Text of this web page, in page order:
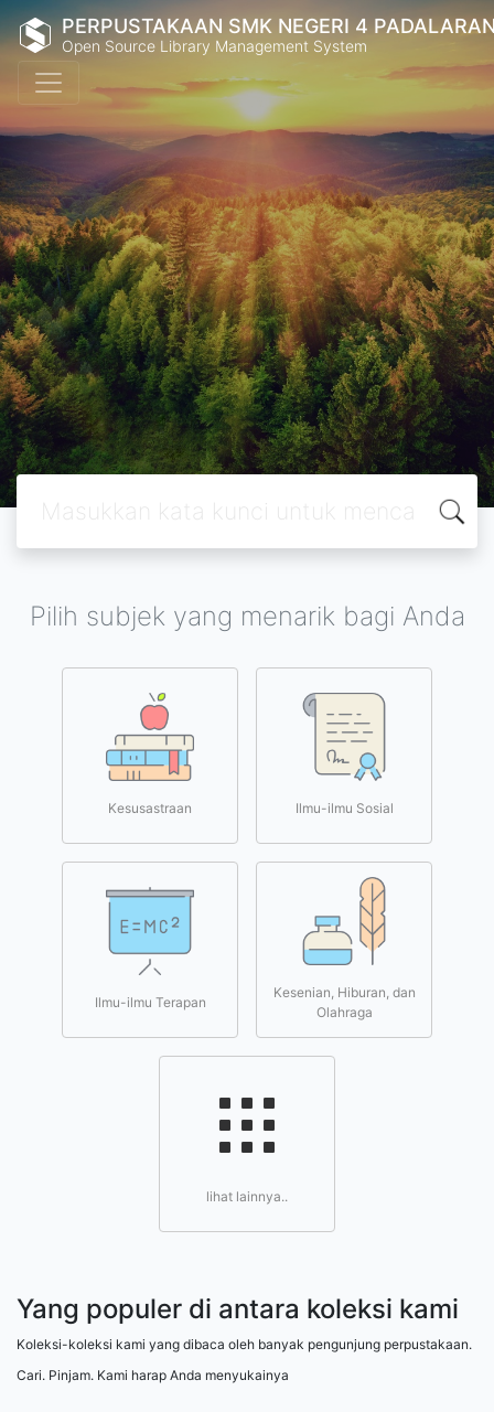
PERPUSTAKAAN SMK NEGERI 4
Open Source Library Management System
Pilih subjek yang menarik bagi Anda
Kesusastraan Ilmu-ilmu Sosial
Ilmu-ilmu Terapan
Kesenian, Hiburan, dan
Olahraga
lihat lainnya..
Yang populer di antara koleksi kami
Koleksi-koleksi kami yang dibaca oleh banyak pengunjung perpustakaan.
Cari. Pinjam. Kami harap Anda menyukainya